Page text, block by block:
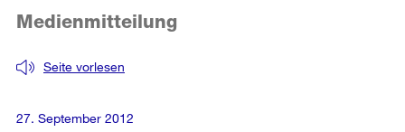
Seite vorlesen
Medienmitteilung
27. September 2012